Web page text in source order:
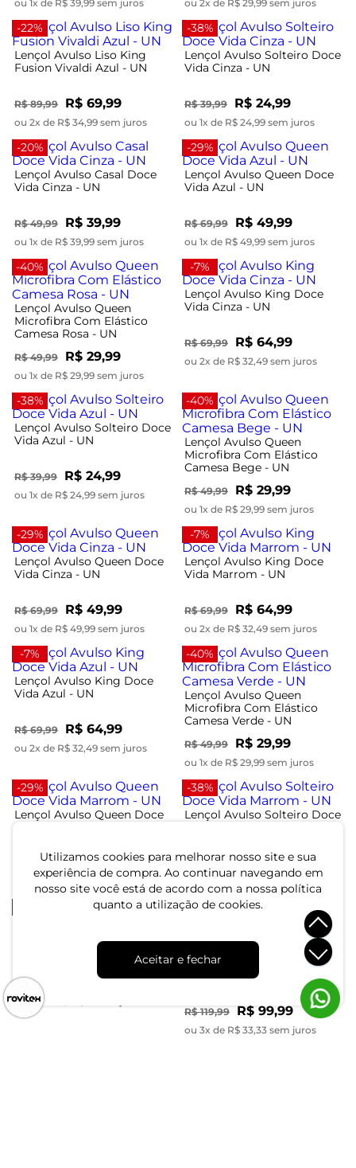
Utilizamos cookies para melhorar nosso site e sua
experiência de compra. Ao continuar navegando em
nosso site você está de acordo com a nossa política
quanto a utilização de cookies.
Aceitar e fechar
ou 1x de R$ 39,99 sem juros ou 2x de R$ 29,99 sem juros
-22%
Lençol Avulso Liso King
Fusion Vivaldi Azul - UN
R$ 89,99 R$ 69,99
ou 2x de R$ 34,99 sem juros
-38%
Lençol Avulso Solteiro Doce
Vida Cinza - UN
R$ 39,99 R$ 24,99
ou 1x de R$ 24,99 sem juros
-20%
Lençol Avulso Casal Doce
Vida Cinza - UN
R$ 49,99 R$ 39,99
ou 1x de R$ 39,99 sem juros
-29%
Lençol Avulso Queen Doce
Vida Azul - UN
R$ 69,99 R$ 49,99
ou 1x de R$ 49,99 sem juros
-40%
Lençol Avulso Queen
Microfibra Com Elástico
Camesa Rosa - UN
R$ 49,99 R$ 29,99
ou 1x de R$ 29,99 sem juros
-7%
Lençol Avulso King Doce
Vida Cinza - UN
R$ 69,99 R$ 64,99
ou 2x de R$ 32,49 sem juros
-38%
Lençol Avulso Solteiro Doce
Vida Azul - UN
R$ 39,99 R$ 24,99
ou 1x de R$ 24,99 sem juros
-40%
Lençol Avulso Queen
Microfibra Com Elástico
Camesa Bege - UN
R$ 49,99 R$ 29,99
ou 1x de R$ 29,99 sem juros
-29%
Lençol Avulso Queen Doce
Vida Cinza - UN
R$ 69,99 R$ 49,99
ou 1x de R$ 49,99 sem juros
-7%
Lençol Avulso King Doce
Vida Marrom - UN
R$ 69,99 R$ 64,99
ou 2x de R$ 32,49 sem juros
-7%
Lençol Avulso King Doce
Vida Azul - UN
R$ 69,99 R$ 64,99
ou 2x de R$ 32,49 sem juros
-40%
Lençol Avulso Queen
Microfibra Com Elástico
Camesa Verde - UN
R$ 49,99 R$ 29,99
ou 1x de R$ 29,99 sem juros
-29%
Lençol Avulso Queen Doce
Vida Marrom - UN
R$ 69,99 R$ 49,99
ou 1x de R$ 49,99 sem juros
-38%
Lençol Avulso Solteiro Doce
R$ 39,99 R$ 24,99
ou 1x de R$ 24,99 sem juros
R$ 49,99 R$ 39,99
ou 1x de R$ 39,99 sem juros
-17%
Lençol Queen Premium Fio
Penteado Liso Vivaldi Off
R$ 119,99 R$ 99,99
ou 3x de R$ 33,33 sem juros